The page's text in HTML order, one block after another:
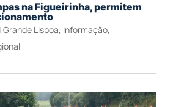
na Figueirinha, permitem
| Grande Lisboa, Informação,